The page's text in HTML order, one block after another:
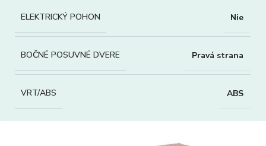
ELEKTRICKÝ POHON Nie
BOČNÉ POSUVNÉ DVERE Pravá strana
VRT/ABS ABS